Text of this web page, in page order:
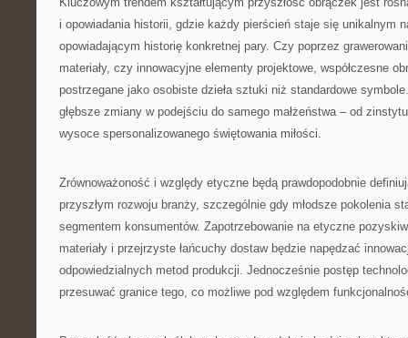
i opowiadania historii, gdzie każdy pierścień staje się unikalnym
opowiadającym historię konkretnej pary. Czy poprzez
materiały, czy innowacyjne elementy projektowe, współczesne
postrzegane jako osobiste dzieła sztuki niż standardowe
głębsze zmiany w podejściu do samego małżeństwa – od
wysoce spersonalizowanego świętowania miłości.
Zrównoważoność i względy etyczne będą prawdopodobnie
przyszłym rozwoju branży, szczególnie gdy młodsze pokolenia
segmentem konsumentów. Zapotrzebowanie na etyczne
materiały i przejrzyste łańcuchy dostaw będzie napędzać
odpowiedzialnych metod produkcji. Jednocześnie postęp
przesuwać granice tego, co możliwe pod względem